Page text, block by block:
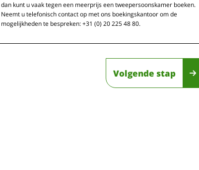
dan kunt u vaak tegen een meerprijs een tweepersoonskamer boeken.
Neemt u telefonisch contact op met ons boekingskantoor om de
mogelijkheden te bespreken: +31 (0) 20 225 48 80.
Volgende stap